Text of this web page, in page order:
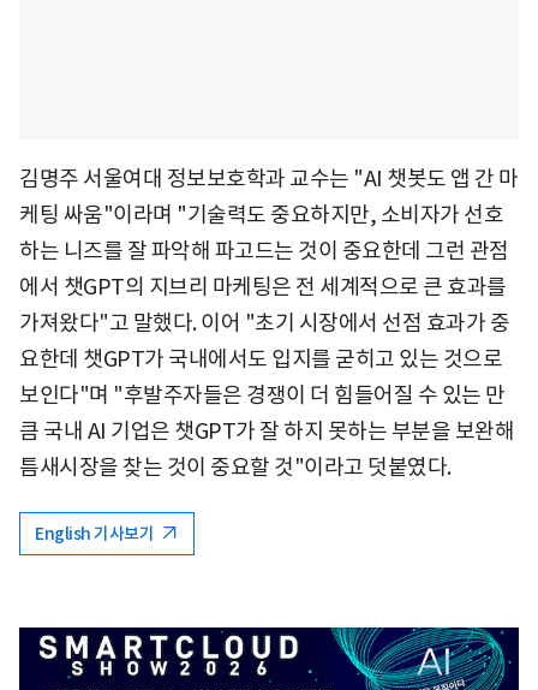
김명주 서울여대 정보보호학과 교수는 "AI 챗봇도 앱 간 마
케팅 싸움"이라며 "기술력도 중요하지만, 소비자가 선호
하는 니즈를 잘 파악해 파고드는 것이 중요한데 그런 관점
에서 챗GPT의 지브리 마케팅은 전 세계적으로 큰 효과를
가져왔다"고 말했다. 이어 "초기 시장에서 선점 효과가 중
요한데 챗GPT가 국내에서도 입지를 굳히고 있는 것으로
보인다"며 "후발주자들은 경쟁이 더 힘들어질 수 있는 만
큼 국내 AI 기업은 챗GPT가 잘 하지 못하는 부분을 보완해
틈새시장을 찾는 것이 중요할 것"이라고 덧붙였다.
English 기사보기